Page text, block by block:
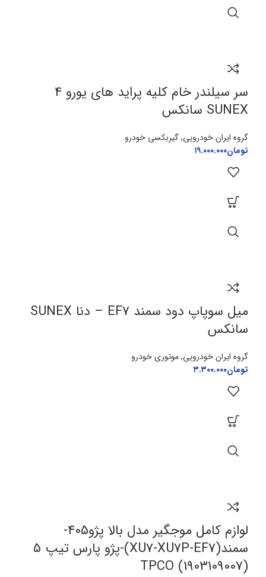
سر سیلندر خام کلیه پراید های یورو 4
SUNEX سانکس
گروه ایران خودرویی,گیربکسی خودرو
تومان۱۹.۰۰۰.۰۰۰
میل سوپاپ دود سمند EF7 – دنا SUNEX
سانکس
گروه ایران خودرویی,موتوری خودرو
تومان۳.۳۰۰.۰۰۰
لوازم کامل موجگیر مدل بالا پژو405-
سمند(XU7-XU7P-EF7)-پژو پارس تیپ 5
TPCO (1903109007)